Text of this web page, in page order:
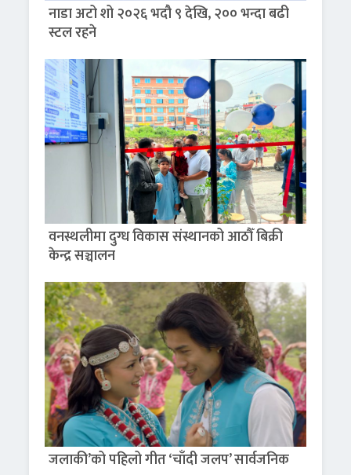
नाडा अटो शो २०२६ भदौ ९ देखि, २०० भन्दा बढी
स्टल रहने
वनस्थलीमा दुग्ध विकास संस्थानको आठौँ बिक्री
केन्द्र सञ्चालन
जलाकी’को पहिलो गीत ‘चाँदी जलप’ सार्वजनिक